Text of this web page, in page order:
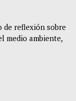
de reflexión sobre
medio ambiente,